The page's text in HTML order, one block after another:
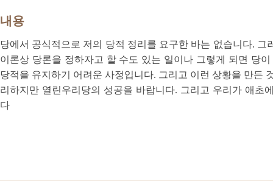
내용
당에서 공식적으로 저의 당적 정리를 요구한 바는 없습니다.
이론상 당론을 정하자고 할 수도 있는 일이나 그렇게 되면 당
당적을 유지하기 어려운 사정입니다. 그리고 이런 상황을 만든
리하지만 열린우리당의 성공을 바랍니다. 그리고 우리가 애초
다